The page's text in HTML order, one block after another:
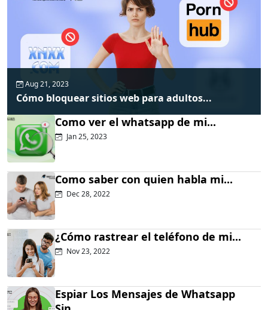
Aug 21, 2023
Cómo bloquear sitios web para adultos...
Como ver el whatsapp de mi...
Jan 25, 2023
Como saber con quien habla mi...
Dec 28, 2022
¿Cómo rastrear el teléfono de mi...
Nov 23, 2022
Espiar Los Mensajes de Whatsapp